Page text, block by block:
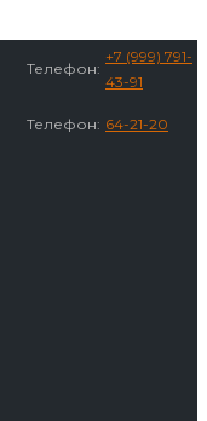
Телефон:
+7 (999) 791-
43-91
Телефон: 64-21-20